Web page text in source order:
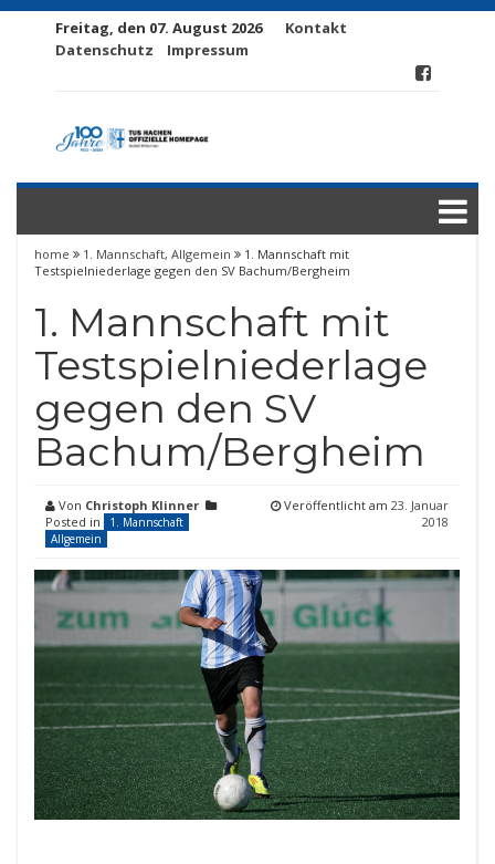
Freitag, den 07. August 2026
Kontakt
Datenschutz
Impressum
home 1. Mannschaft, Allgemein
1. Mannschaft mit
Testspielniederlage gegen den SV Bachum/​Bergheim
1. Mannschaft mit
Testspielniederlage
gegen den SV
Bachum/​Bergheim
Von Christoph Klinner
Posted in
1. Mannschaft
Allgemein
Veröffentlicht am 23. Januar
2018